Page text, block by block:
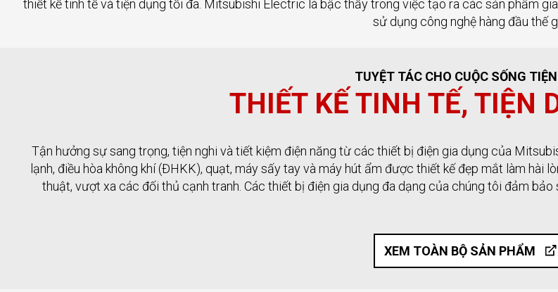
thiết kế tinh tế và tiện dụng tối đa. Mitsubishi Electric là bậc thầy trong việc tạo ra các sản phẩm
sử dụng công nghệ hàng đầu thế
TUYỆT TÁC CHO CUỘC SỐNG
THIẾT KẾ TINH TẾ, TIỆN
Tận hưởng sự sang trọng, tiện nghi và tiết kiệm điện năng từ các thiết bị điện gia dụng của
lạnh, điều hòa không khí (ĐHKK), quạt, máy sấy tay và máy hút ẩm được thiết kế đẹp mắt làm hài
thuật, vượt xa các đối thủ cạnh tranh. Các thiết bị điện gia dụng đa dạng của chúng tôi đảm
XEM TOÀN BỘ SẢN PHẨM